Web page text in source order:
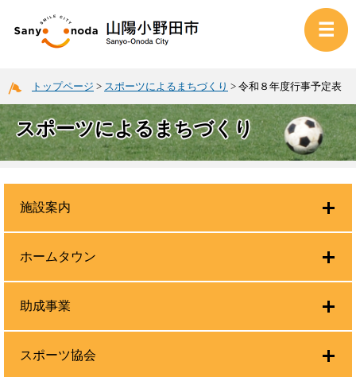
トップページ > スポーツによるまちづくり > 令和８年度行事予定表
スポーツによるまちづくり
施設案内
ホームタウン
助成事業
スポーツ協会